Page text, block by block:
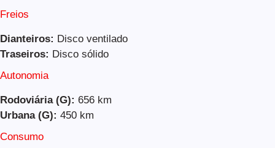
Freios
Dianteiros: Disco ventilado
Traseiros: Disco sólido
Autonomia
Rodoviária (G): 656 km
Urbana (G): 450 km
Consumo